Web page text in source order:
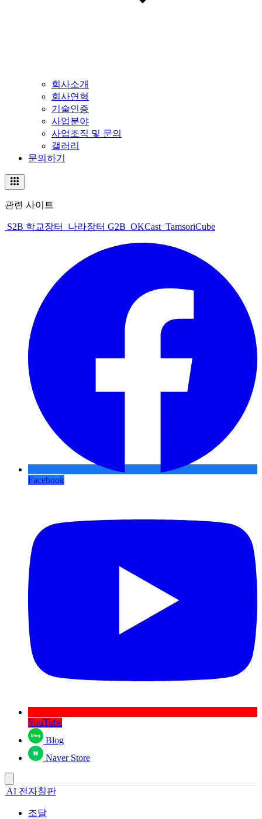
회사소개
회사연혁
기술인증
사업분야
사업조직 및 문의
갤러리
문의하기
관련 사이트
S2B 학교장터 나라장터 G2B OKCast TamsoriCube
Facebook
YouTube
Blog
Naver Store
AI 전자칠판
조달